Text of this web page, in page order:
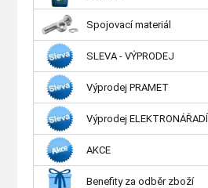
Spojovací materiál
SLEVA - VÝPRODEJ
Výprodej PRAMET
Výprodej ELEKTRONÁŘADÍ
AKCE
Benefity za odběr zboží